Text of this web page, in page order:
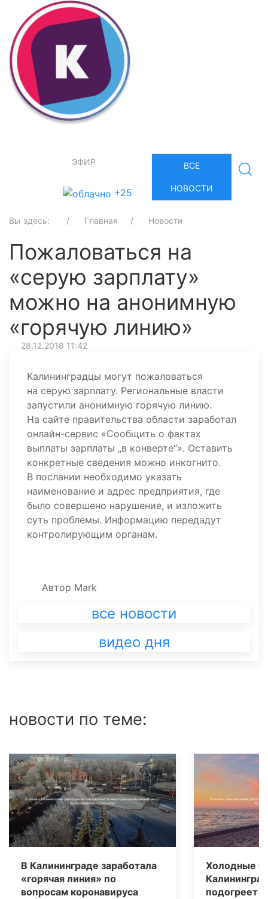
ЭФИР
+25
ВСЕ
НОВОСТИ
Вы здесь: Главная Новости
Пожаловаться на
«серую зарплату»
можно на анонимную
«горячую линию»
28.12.2018 11:42
Калининградцы могут пожаловаться
на серую зарплату. Региональные власти
запустили анонимную горячую линию.
На сайте правительства области заработал
онлайн-сервис «Сообщить о фактах
выплаты зарплаты „в конверте“». Оставить
конкретные сведения можно инкогнито.
В послании необходимо указать
наименование и адрес предприятия, где
было совершено нарушение, и изложить
суть проблемы. Информацию передадут
контролирующим органам.
Автор Mark
все новости
видео дня
новости по теме:
В Калининграде заработала
«горячая линия» по
вопросам коронавируса
Холодные
подогреет